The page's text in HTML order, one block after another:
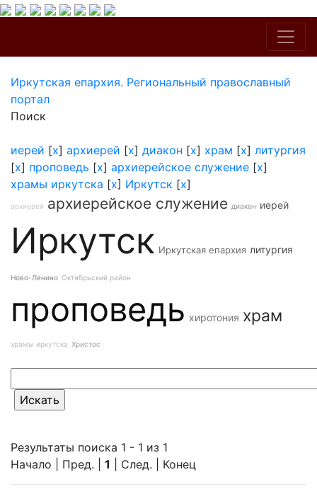
Иркутская епархия. Региональный православный
портал
Поиск
иерей [x] архиерей [x] диакон [x] храм [x] литургия
[x] проповедь [x] архиерейское служение [x]
храмы иркутска [x] Иркутск [x]
архиерей архиерейское служение диакон иерей
Иркутск Иркутская епархия литургия
Ново-Ленино Октябрьский район
проповедь хиротония храм
храмы иркутска Христос
Результаты поиска 1 - 1 из 1
Начало | Пред. | 1 | След. | Конец